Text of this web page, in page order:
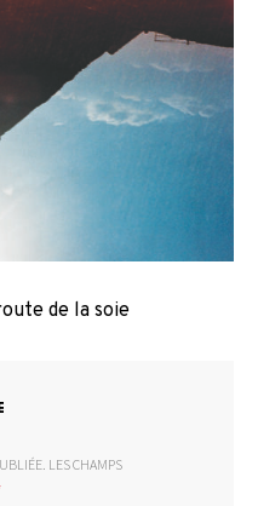
de la soie
LES CHAMPS